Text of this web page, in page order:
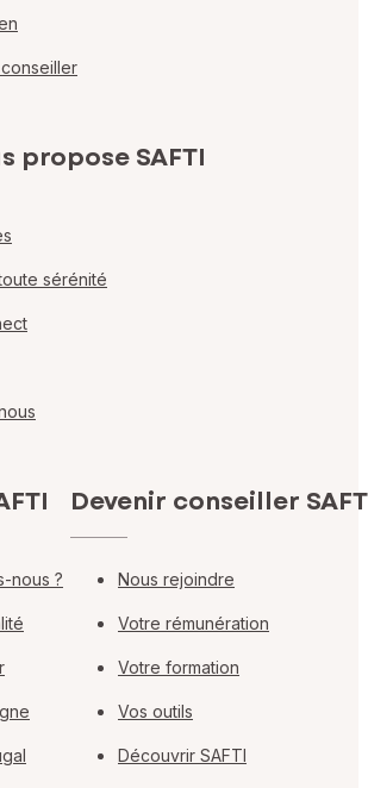
propose SAFTI
sérénité
nous ?
Devenir conseiller
Nous rejoindre
Votre rémunération
Votre formation
Vos outils
Découvrir SAFTI